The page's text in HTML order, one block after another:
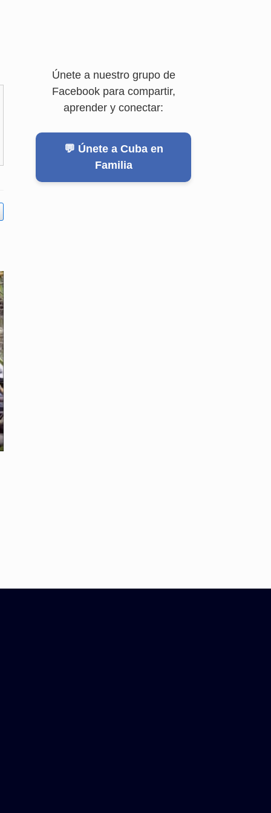
Únete a nuestro grupo de
Facebook para compartir,
aprender y conectar:
💬 Únete a Cuba en
Familia